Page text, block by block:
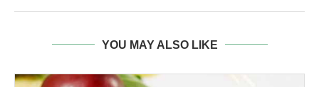
YOU MAY ALSO LIKE